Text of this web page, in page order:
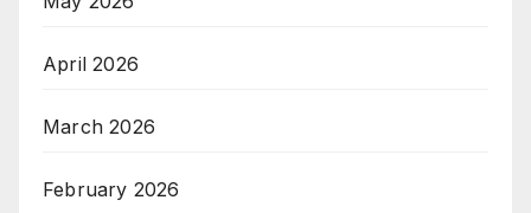
April 2026
March 2026
February 2026